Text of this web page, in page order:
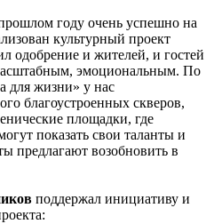
году очень успешно на
культурный проект
одобрение и жителей, и гостей
эмоциональным. По
для жизни» у нас
благоустроенных скверов,
площадки, где
показать свои таланты и
предлагают возобновить в
поддержал инициативу и